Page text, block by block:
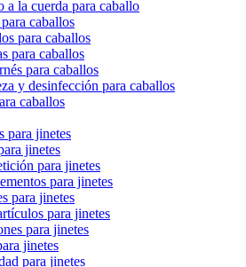
a la cuerda para caballo
caballos
para caballos
para caballos
para caballos
y desinfección para caballos
caballos
para jinetes
jinetes
para jinetes
para jinetes
para jinetes
para jinetes
para jinetes
jinetes
para jinetes